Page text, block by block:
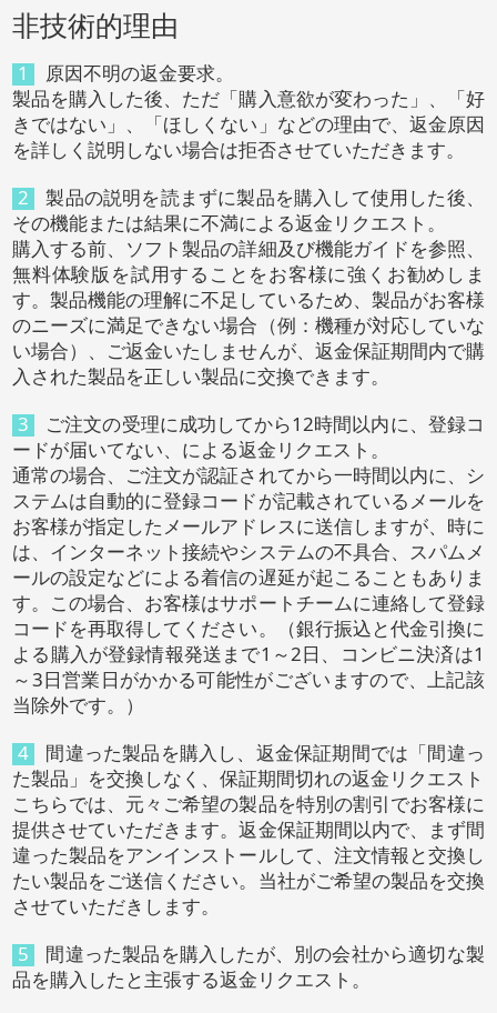
非技術的理由
1
原因不明の返金要求。
製品を購入した後、ただ「購入意欲が変わった」、「好
きではない」、「ほしくない」などの理由で、返金原因
を詳しく説明しない場合は拒否させていただきます。
2
製品の説明を読まずに製品を購入して使用した後、
その機能または結果に不満による返金リクエスト。
購入する前、ソフト製品の詳細及び機能ガイドを参照、
無料体験版を試用することをお客様に強くお勧めしま
す。製品機能の理解に不足しているため、製品がお客様
のニーズに満足できない場合（例：機種が対応していな
い場合）、ご返金いたしませんが、返金保証期間内で購
入された製品を正しい製品に交換できます。
3
ご注文の受理に成功してから12時間以内に、登録コ
ードが届いてない、による返金リクエスト。
通常の場合、ご注文が認証されてから一時間以内に、シ
ステムは自動的に登録コードが記載されているメールを
お客様が指定したメールアドレスに送信しますが、時に
は、インターネット接続やシステムの不具合、スパムメ
ールの設定などによる着信の遅延が起こることもありま
す。この場合、お客様はサポートチームに連絡して登録
コードを再取得してください。（銀行振込と代金引換に
よる購入が登録情報発送まで1～2日、コンビニ決済は1
～3日営業日がかかる可能性がございますので、上記該
当除外です。）
4
間違った製品を購入し、返金保証期間では「間違っ
た製品」を交換しなく、保証期間切れの返金リクエスト
こちらでは、元々ご希望の製品を特別の割引でお客様に
提供させていただきます。返金保証期間以内で、まず間
違った製品をアンインストールして、注文情報と交換し
たい製品をご送信ください。当社がご希望の製品を交換
させていただきします。
5
間違った製品を購入したが、別の会社から適切な製
品を購入したと主張する返金リクエスト。